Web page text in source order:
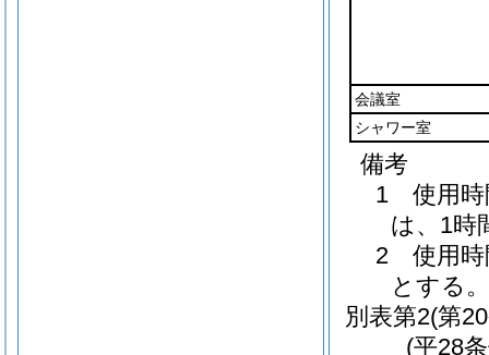
会議室
シャワー室
備考
1 使用時
は、1時
2 使用時
とする。
別表第2(第
(平28